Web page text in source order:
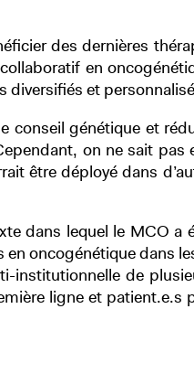
des dernières
en
diversifiés et
conseil génétique et
on ne sait pas
être déployé dans
dans lequel le MCO a
oncogénétique dans
institutionnelle de
ligne et patient.e.s